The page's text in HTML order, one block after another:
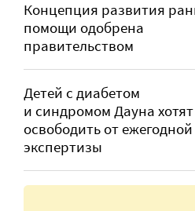
Концепция развития
помощи одобрена
правительством
Детей с диабетом
и синдромом Дауна хотят
освободить от ежегодной
экспертизы